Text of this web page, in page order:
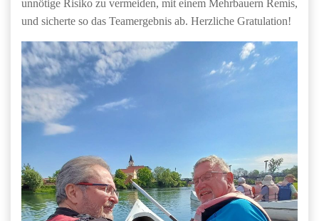
unnötige Risiko zu vermeiden, mit einem Mehrbauern Remis,
und sicherte so das Teamergebnis ab. Herzliche Gratulation!